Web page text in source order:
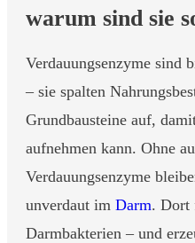
warum sind sie
Verdauungsenzyme sind
– sie spalten
Grundbausteine auf,
aufnehmen kann. Ohne
Verdauungsenzyme
unverdaut im Darm. Dort
Darmbakterien – und